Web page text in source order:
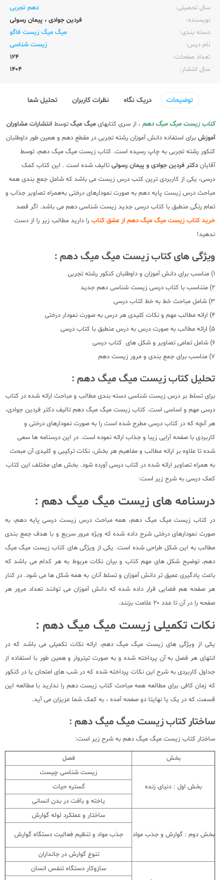
سال تحصیلی:‌
دهم تجربی
نویسنده:‌
فردین جوادی ، پیمان رسولی
دسته بندی:
میگ میگ زیست فاگو
نام درس:
زیست شناسی
تعداد صفحات:‌
124
سال انتشار:‌
1404
توضیحات دریک نگاه نظرات کاربران تحلیل شما
کتاب زیست میگ میگ دهم ، از سری کتابهای میگ میگ توسط انتشارات مشاوران
آموزش برای استفاده دانش آموزان رشته تجربی در مقطع دهم و همین طور داوطلبان
کنکور رشته تجربی به چاپ رسیده است. کتاب زیست میگ میگ دهم، توسط
آقایان دکتر فردین جوادی و پیمان رسولی تالیف شده است . این کتاب کمک
درسی، یکی از کاربردی ترین کتب درس زیست می باشد که شامل جمع بندی همه
مباحث درس زیست پایه دهم به صورت نمودارهای درختی به‌همراه تصاویر جذاب و
تمام رنگی منطبق با کتاب درسی جدید زیست شناسی دهم می باشد. اگر قصد
خرید کتاب زیست میگ میگ دهم از عشق کتاب را دارید مطالب زیر را از دست
ندهید!
ویژگی های کتاب زیست میگ میگ دهم :
1) مناسب برای دانش آموزان و داوطلبان کنکور رشته تجربی
2) متناسب با کتاب درسی زیست شناسی دهم جدید
3) شامل مباحث خط به خط کتاب درسی
4) ارائه مطالب مهم و نکات کلیدی هر درس به صورت نمودار درختی
5) ارائه مطالب به صورت درس به درس منطبق با کتاب درسی
6) شامل تمامی تصاویر و شکل های کتاب درسی
7) مناسب برای جمع بندی و مرور زیست دهم
تحلیل کتاب زیست میگ میگ دهم :
برای تسلط بر درس زیست شناسی دسته بندی مطالب و مباحث ارائه شده در کتاب
درسی مهم و اساسی است. کتاب زیست میگ میگ دهم تالیف دکتر فردین جوادی،
هر آنچه که در کتاب درسی مطرح شده است را به صورت نمودارهای درختی و
کاربردی با صفحه آرایی زیبا و جذاب ارائه نموده است. در این درسنامه ها سعی
شده تا علاوه بر ارائه مطالب و مفاهیم هر بخش، نکات ترکیبی و کلیدی آن مبحث
به همراه تصاویر ارائه شده در کتاب درسی آورده شود. بخش های مختلف این کتاب
کمک درسی به شرح زیر است:
درسنامه های زیست میگ میگ دهم :
در کتاب زیست میگ میگ دهم، همه مباحث درس زیست درسی پایه دهم، به
صورت نمودارهای درختی شرح داده شده که ویژه مرور سریع و با هدف جمع بندی
مطالب به این شکل طراحی شده است. یکی از ویژگی های کتاب زیست میگ میگ
دهم، توضیح شکل های مهم کتاب و بیان نکات مربوط به هر کدام می باشد که
باعث یادگیری عمیق تر دانش آموزان و تسلط آنان به همه شکل ها می شود. در کنار
هر صفحه هم فضایی قرار داده شده که دانش آموزان می توانند تعداد مرور هر
صفحه را در آن تا عدد 20 علامت بزنند.
نکات تکمیلی زیست میگ میگ دهم :
یکی از ویژگی های زیست میگ میگ دهم، ارائه نکات تکمیلی می باشد که در
انتهای هر فصل به آن پرداخته شده و به صورت تیتروار و همین طور با استفاده از
جداول کاربردی به شرح این نکات پرداخته شده که در شب های امتحان یا در کنکور
که زمان کافی برای مطالعه همه مباحث کتاب زیست دهم را ندارید با مطالعه این
قسمت که در یک یا نهایتا دو صفحه آمده ، به کمک شما عزیزان می آید.
ساختار کتاب زیست میگ میگ دهم :
ساختار کتاب زیست میگ میگ دهم به شرح زیر است:
بخش فصل
بخش اول : دنیای زنده
زیست شناسی چیست
گستره حیات
یاخته و بافت در بدن انسانی
بخش دوم : گوارش و جذب مواد
ساختار و عملکرد لوله گوارش
جذب مواد و تنظیم فعالیت دستگاه گوارش
تنوع گوارش در جانداران
سازوکار دستگاه تنفس انسان